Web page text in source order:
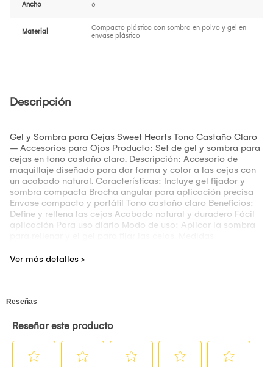
Ancho 6
Material
Compacto plástico con sombra en polvo y gel en
envase plástico
Descripción
Gel y Sombra para Cejas Sweet Hearts Tono Castaño Claro
– Accesorios para Ojos Producto: Set de gel y sombra para
cejas en tono castaño claro. Descripción: Accesorio de
maquillaje diseñado para dar forma y color a las cejas con
un acabado natural. Características: Incluye gel fijador y
sombra compacta Brocha angular para aplicación precisa
Envase compacto y portátil Tono castaño claro Beneficios:
Define y rellena las cejas Acabado natural y duradero Fácil
aplicación Para uso diario Modo de uso: Aplicar la sombra
80 g